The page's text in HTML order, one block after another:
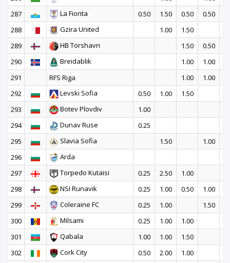
287
La Fiorita 0.50 1.50 0.50 0.50
288
Gzira United 1.00 1.50
289
HB Torshavn 1.50 0.50
290
Breidablik 1.00 1.00
291
RFS Riga 1.00 1.00
292
Levski Sofia 0.50 1.00
1.50
293
Botev Plovdiv
1.00
294
Dunav Ruse
0.25
295
Slavia Sofia 1.50
1.00
296
Arda
297
Torpedo Kutaisi 0.25 2.50
1.00
298
NSI Runavik 0.25 1.00 0.50 1.00
299
Coleraine FC 0.25 1.00 1.50
300
Milsami 0.25 1.00 1.00
301
Qabala 1.00 1.00
1.50
302
Cork City 0.50 2.00
1.00